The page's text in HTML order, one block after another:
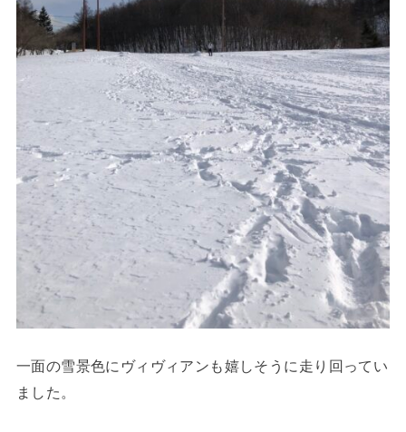
一面の雪景色にヴィヴィアンも嬉しそうに走り回ってい
ました。